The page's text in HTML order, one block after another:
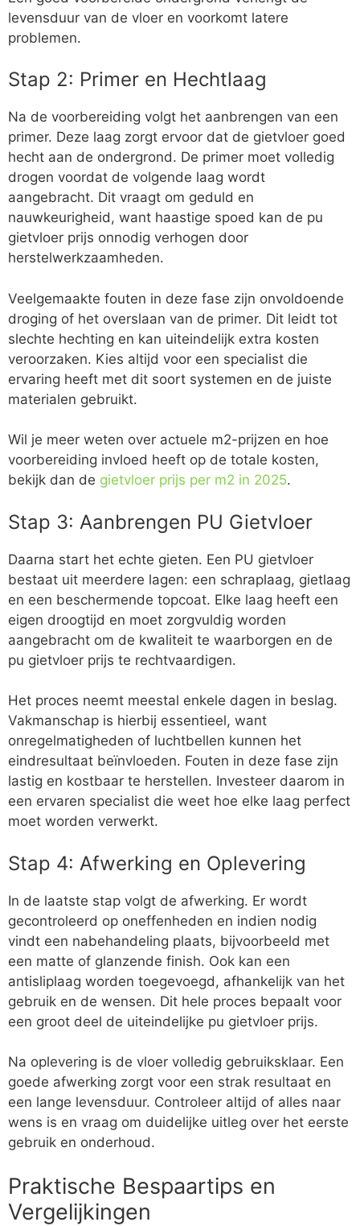
levensduur van de vloer en voorkomt latere
problemen.
Stap 2: Primer en Hechtlaag
Na de voorbereiding volgt het aanbrengen van een
primer. Deze laag zorgt ervoor dat de gietvloer goed
hecht aan de ondergrond. De primer moet volledig
drogen voordat de volgende laag wordt
aangebracht. Dit vraagt om geduld en
nauwkeurigheid, want haastige spoed kan de pu
gietvloer prijs onnodig verhogen door
herstelwerkzaamheden.
Veelgemaakte fouten in deze fase zijn onvoldoende
droging of het overslaan van de primer. Dit leidt tot
slechte hechting en kan uiteindelijk extra kosten
veroorzaken. Kies altijd voor een specialist die
ervaring heeft met dit soort systemen en de juiste
materialen gebruikt.
Wil je meer weten over actuele m2-prijzen en hoe
voorbereiding invloed heeft op de totale kosten,
bekijk dan de gietvloer prijs per m2 in 2025.
Stap 3: Aanbrengen PU Gietvloer
Daarna start het echte gieten. Een PU gietvloer
bestaat uit meerdere lagen: een schraplaag, gietlaag
en een beschermende topcoat. Elke laag heeft een
eigen droogtijd en moet zorgvuldig worden
aangebracht om de kwaliteit te waarborgen en de
pu gietvloer prijs te rechtvaardigen.
Het proces neemt meestal enkele dagen in beslag.
Vakmanschap is hierbij essentieel, want
onregelmatigheden of luchtbellen kunnen het
eindresultaat beïnvloeden. Fouten in deze fase zijn
lastig en kostbaar te herstellen. Investeer daarom in
een ervaren specialist die weet hoe elke laag perfect
moet worden verwerkt.
Stap 4: Afwerking en Oplevering
In de laatste stap volgt de afwerking. Er wordt
gecontroleerd op oneffenheden en indien nodig
vindt een nabehandeling plaats, bijvoorbeeld met
een matte of glanzende finish. Ook kan een
antisliplaag worden toegevoegd, afhankelijk van het
gebruik en de wensen. Dit hele proces bepaalt voor
een groot deel de uiteindelijke pu gietvloer prijs.
Na oplevering is de vloer volledig gebruiksklaar. Een
goede afwerking zorgt voor een strak resultaat en
een lange levensduur. Controleer altijd of alles naar
wens is en vraag om duidelijke uitleg over het eerste
gebruik en onderhoud.
Praktische Bespaartips en
Vergelijkingen